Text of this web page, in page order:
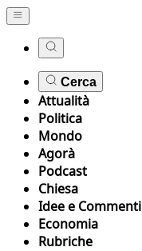
Cerca
Attualità
Politica
Mondo
Agorà
Podcast
Chiesa
Idee e Commenti
Economia
Rubriche